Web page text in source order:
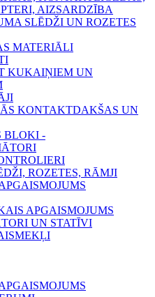
AIZSARDZĪBA
SLĒDŽI UN ROZETES
MATERIĀLI
KUKAIŅIEM UN
KONTAKTDAKŠAS UN
BLOKI -
ROZETES, RĀMJI
APGAISMOJUMS
UN STATĪVI